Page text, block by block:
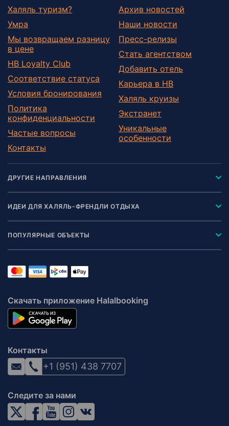
Халяль туризм?
Умра
Мы возвращаем разницу
в цене
HB Loyalty Club
Соответствие статуса
Условия бронирования
Политика
конфиденциальности
Частые вопросы
Контакты
Архив новостей
Наши новости
Пресс-релизы
Стать агентством
Добавить отель
Карьера в HB
Халяль круизы
Экстранет
Уникальные
особенности
ДРУГИЕ НАПРАВЛЕНИЯ
ИДЕИ ДЛЯ ХАЛЯЛЬ-ФРЕНДЛИ ОТДЫХА
ПОПУЛЯРНЫЕ ОБЪЕКТЫ
Скачать приложение Halalbooking
Контакты
+1 (951) 438 7707
Следите за нами